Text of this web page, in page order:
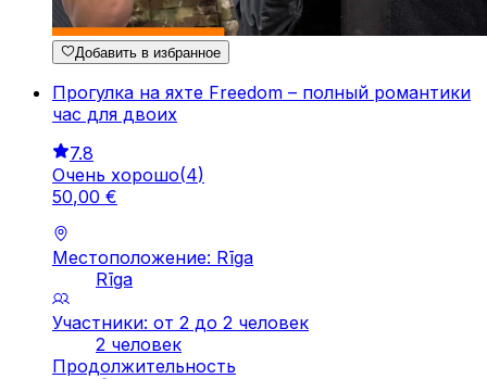
Добавить в избранное
Прогулка на яхте Freedom – полный романтики
час для двоих
7.8
Очень хорошо(4)
50,00 €
Местоположение: Rīga
Rīga
Участники: от 2 до 2 человек
2 человек
Продолжительность